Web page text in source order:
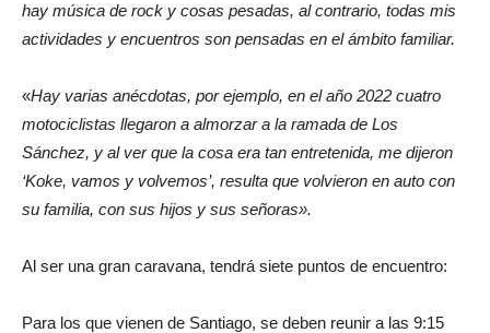
hay música de rock y cosas pesadas, al contrario, todas mis
actividades y encuentros son pensadas en el ámbito familiar.
«Hay varias anécdotas, por ejemplo, en el año 2022 cuatro
motociclistas llegaron a almorzar a la ramada de Los
Sánchez, y al ver que la cosa era tan entretenida, me dijeron
‘Koke, vamos y volvemos’, resulta que volvieron en auto con
su familia, con sus hijos y sus señoras».
Al ser una gran caravana, tendrá siete puntos de encuentro:
Para los que vienen de Santiago, se deben reunir a las 9:15